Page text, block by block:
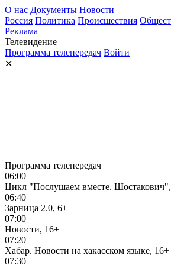
О нас Документы Новости
Россия Политика Происшествия
Реклама
Телевидение
Программа телепередач Войти
✕
Программа телепередач
06:00
Цикл "Послушаем вместе.
06:40
Зарница 2.0, 6+
07:00
Новости, 16+
07:20
Хабар. Новости на хакасском языке, 16+
07:30